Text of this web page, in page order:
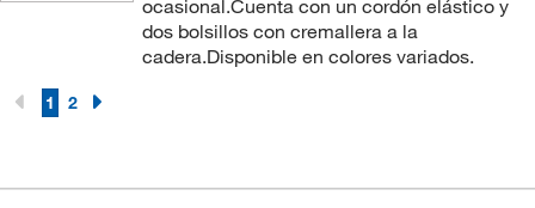
ocasional.Cuenta con un cordón elástico y
dos bolsillos con cremallera a la
cadera.Disponible en colores variados.
1 2